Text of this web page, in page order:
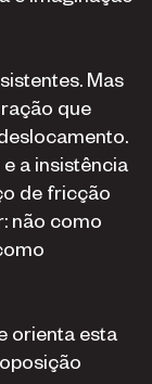
Mas
que
a insistência
de fricção
não como
orienta esta